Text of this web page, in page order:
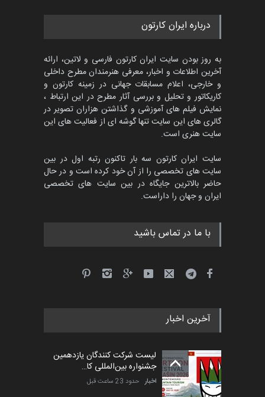
مسابقه بین‌المللی کارتون آیدین
دوغان، ترکیه،…
پنجمین مسابقۀ بین‌المللی
کارتون CARTUNION ، …
مهلت 3 ماه دیگر
مسابقۀ بین‌المللی کارتون و
کاریکاتور «البغلی…
مهلت
مهلت
مهلت 5 ماه دیگر
درباره ایران کارتون
به روز بودن سایت ایران کارتون فارسی و لاتین، ارائه
آخرین اطلاعات و اخبار، معرفی هنرمندان مطرح داخلی
و خارجی، اعلام مسابقات جهانی در زمینه کارتون و
کاریکاتور و تحلیل و بررسی آثار مطرح در این ارتباط ،
نمایش فیلم های آموزشی و گذاشتن هزاران تصویر در
گالری های این سایت تنها گوشه ای از فعالیت های این
سایت هنری است.
سایت ایران کارتون سه بار تاکنون رتبه اول در بین
سایت های تخصصی را از آن خود کرده است و در حال
حاضر بالاترین جایگاه در بین سایت های تخصصی
ایران و جهان را داراست.
با ما در تماس باشید
آخرین اخبار
لیست شرکت کنندگان یازدهمین
جشنواره بین‌المللی کا…
اخبار حدود 23 ساعت قبل